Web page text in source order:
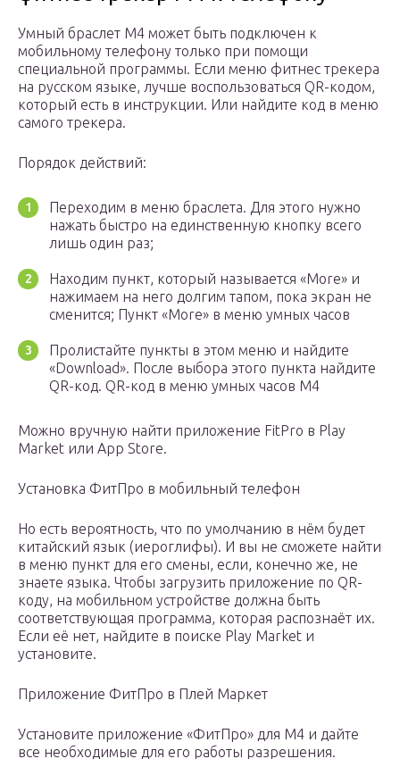
Умный браслет M4 может быть подключен к
мобильному телефону только при помощи
специальной программы. Если меню фитнес трекера
на русском языке, лучше воспользоваться QR-кодом,
который есть в инструкции. Или найдите код в меню
самого трекера.
Порядок действий:
Переходим в меню браслета. Для этого нужно
нажать быстро на единственную кнопку всего
лишь один раз;
Находим пункт, который называется «More» и
нажимаем на него долгим тапом, пока экран не
сменится; Пункт «More» в меню умных часов
Пролистайте пункты в этом меню и найдите
«Download». После выбора этого пункта найдите
QR-код. QR-код в меню умных часов M4
Можно вручную найти приложение FitPro в Play
Market или App Store.
Установка ФитПро в мобильный телефон
Но есть вероятность, что по умолчанию в нём будет
китайский язык (иероглифы). И вы не сможете найти
в меню пункт для его смены, если, конечно же, не
знаете языка. Чтобы загрузить приложение по QR-
коду, на мобильном устройстве должна быть
соответствующая программа, которая распознаёт их.
Если её нет, найдите в поиске Play Market и
установите.
Приложение ФитПро в Плей Маркет
Установите приложение «ФитПро» для М4 и дайте
все необходимые для его работы разрешения.